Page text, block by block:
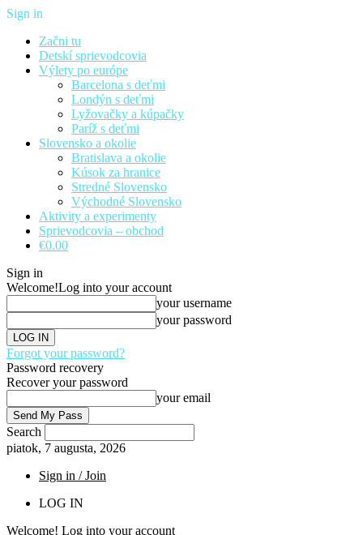
Sign in
Začni tu
Detskí sprievodcovia
Výlety po európe
Barcelona s deťmi
Londýn s deťmi
Lyžovačky a kúpačky
Paríž s deťmi
Slovensko a okolie
Bratislava a okolie
Kúsok za hranice
Stredné Slovensko
Východné Slovensko
Aktivity a experimenty
Sprievodcovia – obchod
€0.00
Sign in
Welcome!Log into your account
your username
your password
Forgot your password?
Password recovery
Recover your password
your email
Search
piatok, 7 augusta, 2026
Sign in / Join
LOG IN
Welcome! Log into your account